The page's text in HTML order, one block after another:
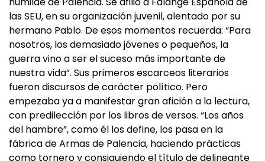
las SEU, en su organización juvenil, alentado por su
hermano Pablo. De esos momentos recuerda: “Para
nosotros, los demasiado jóvenes o pequeños, la
guerra vino a ser el suceso más importante de
nuestra vida”. Sus primeros escarceos literarios
fueron discursos de carácter político. Pero
empezaba ya a manifestar gran afición a la lectura,
con predilección por los libros de versos. “Los años
del hambre”, como él los define, los pasa en la
fábrica de Armas de Palencia, haciendo prácticas
como tornero y consiguiendo el título de delineante